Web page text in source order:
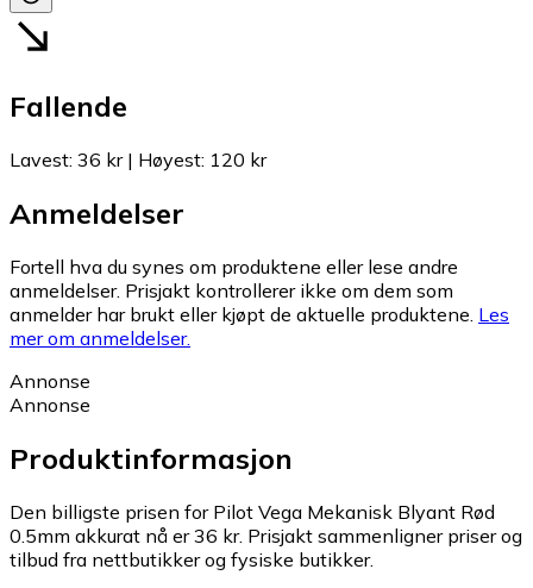
Fallende
Lavest: 36 kr| Høyest: 120 kr
Anmeldelser
Fortell hva du synes om produktene eller lese andre
anmeldelser. Prisjakt kontrollerer ikke om dem som
anmelder har brukt eller kjøpt de aktuelle produktene. Les
mer om anmeldelser.
Annonse
Annonse
Produktinformasjon
Den billigste prisen for Pilot Vega Mekanisk Blyant Rød
0.5mm akkurat nå er 36 kr. Prisjakt sammenligner priser og
tilbud fra nettbutikker og fysiske butikker.